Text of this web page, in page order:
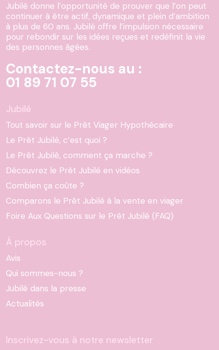
Jubilé donne l’opportunité de prouver que l’on peut
continuer à être actif, dynamique et plein d’ambition
à plus de 60 ans. Jubilé offre l’impulsion nécessaire
pour rebondir sur les idées reçues et redéfinit la vie
des personnes âgées.
Contactez-nous au :
01 89 71 07 55
Jubilé
Tout savoir sur le Prêt Viager Hypothécaire
Le Prêt Jubilé, c’est quoi ?
Le Prêt Jubilé, comment ça marche ?
Découvrez le Prêt Jubilé en vidéos
Combien ça coûte ?
Comparons le Prêt Jubilé à la vente en viager
Foire Aux Questions sur le Prêt Jubilé (FAQ)
À propos
Avis
Qui sommes-nous ?
Jubilé dans la presse
Actualités
Inscrivez-vous à notre newsletter